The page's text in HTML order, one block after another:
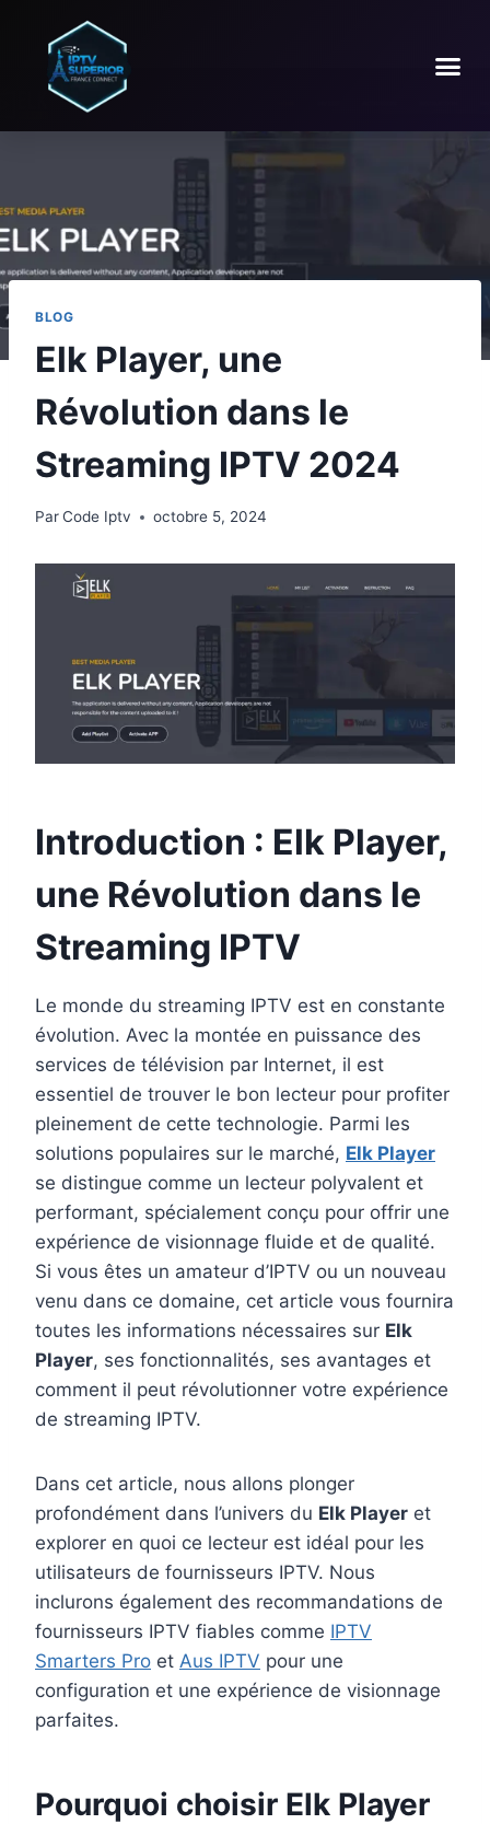
BLOG
Elk Player, une
Révolution dans le
Streaming IPTV 2024
ParCode Iptv octobre 5, 2024
Introduction : Elk Player,
une Révolution dans le
Streaming IPTV
Le monde du streaming IPTV est en constante
évolution. Avec la montée en puissance des
services de télévision par Internet, il est
essentiel de trouver le bon lecteur pour profiter
pleinement de cette technologie. Parmi les
solutions populaires sur le marché, Elk Player
se distingue comme un lecteur polyvalent et
performant, spécialement conçu pour offrir une
expérience de visionnage fluide et de qualité.
Si vous êtes un amateur d’IPTV ou un nouveau
venu dans ce domaine, cet article vous fournira
toutes les informations nécessaires sur Elk
Player, ses fonctionnalités, ses avantages et
comment il peut révolutionner votre expérience
de streaming IPTV.
Dans cet article, nous allons plonger
profondément dans l’univers du Elk Player et
explorer en quoi ce lecteur est idéal pour les
utilisateurs de fournisseurs IPTV. Nous
inclurons également des recommandations de
fournisseurs IPTV fiables comme IPTV
Smarters Pro et Aus IPTV pour une
configuration et une expérience de visionnage
parfaites.
Pourquoi choisir Elk Player